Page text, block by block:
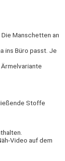
Manschetten an
ins Büro passt. Je
Stoffe
Video auf dem